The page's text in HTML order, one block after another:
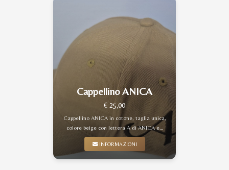
Cappellino ANICA
€ 25,00
Cappellino ANICA in cotone, taglia unica,
colore beige con lettera A di ANICA e…
INFORMAZIONI